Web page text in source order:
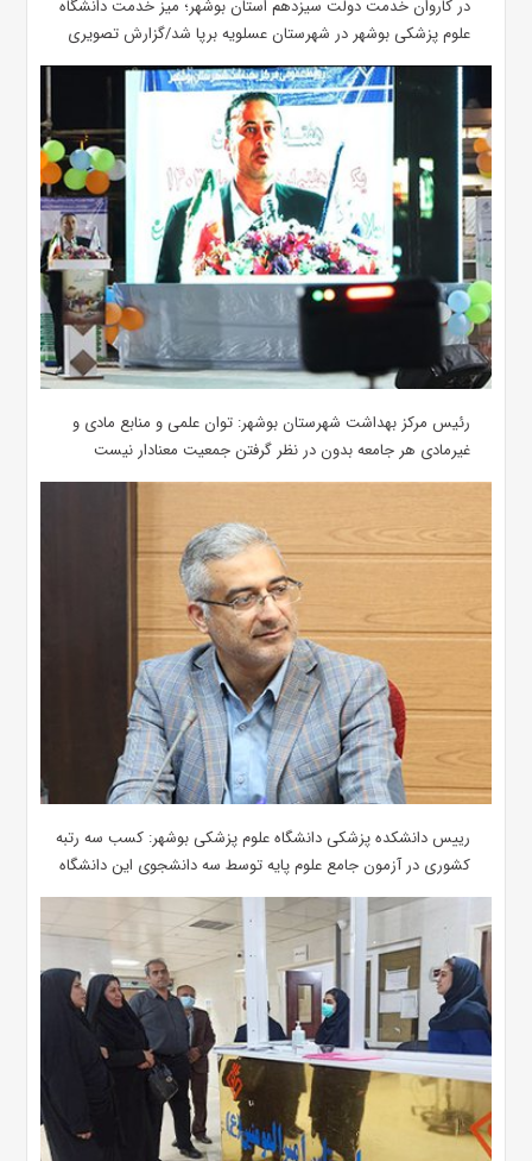
در کاروان خدمت دولت سیزدهم استان بوشهر؛ میز خدمت دانشگاه
علوم پزشکی بوشهر در شهرستان عسلویه برپا شد/گزارش تصویری
رئیس مرکز بهداشت شهرستان بوشهر: توان علمی و منابع مادی و
غیرمادی هر جامعه بدون در نظر گرفتن جمعیت معنادار نیست
رییس دانشکده پزشکی دانشگاه علوم پزشکی بوشهر: کسب سه رتبه
کشوری در آزمون جامع علوم پایه توسط سه دانشجوی این دانشگاه